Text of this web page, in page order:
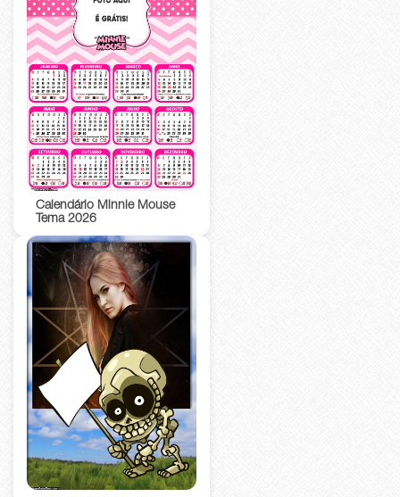
Calendário Minnie Mouse
Tema 2026